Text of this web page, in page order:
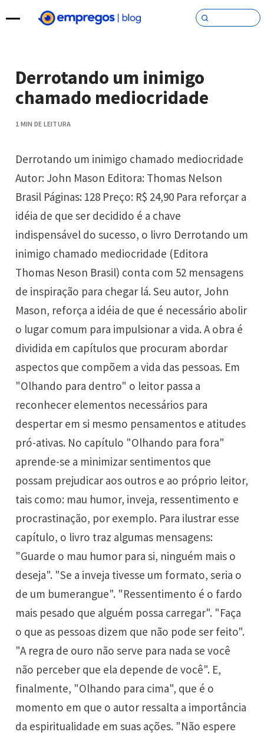
Pular para o conteúdo
Derrotando um inimigo
chamado mediocridade
1 MIN DE LEITURA
Derrotando um inimigo chamado mediocridade
Autor: John Mason Editora: Thomas Nelson
Brasil Páginas: 128 Preço: R$ 24,90 Para reforçar a
idéia de que ser decidido é a chave
indispensável do sucesso, o livro Derrotando um
inimigo chamado mediocridade (Editora
Thomas Neson Brasil) conta com 52 mensagens
de inspiração para chegar lá. Seu autor, John
Mason, reforça a idéia de que é necessário abolir
o lugar comum para impulsionar a vida. A obra é
dividida em capítulos que procuram abordar
aspectos que compõem a vida das pessoas. Em
"Olhando para dentro" o leitor passa a
reconhecer elementos necessários para
despertar em si mesmo pensamentos e atitudes
pró-ativas. No capítulo "Olhando para fora"
aprende-se a minimizar sentimentos que
possam prejudicar aos outros e ao próprio leitor,
tais como: mau humor, inveja, ressentimento e
procrastinação, por exemplo. Para ilustrar esse
capítulo, o livro traz algumas mensagens:
"Guarde o mau humor para si, ninguém mais o
deseja". "Se a inveja tivesse um formato, seria o
de um bumerangue". "Ressentimento é o fardo
mais pesado que alguém possa carregar". "Faça
o que as pessoas dizem que não pode ser feito".
"A regra de ouro não serve para nada se você
não perceber que ela depende de você". E,
finalmente, "Olhando para cima", que é o
momento em que o autor ressalta a importância
da espiritualidade em suas ações. "Não espere